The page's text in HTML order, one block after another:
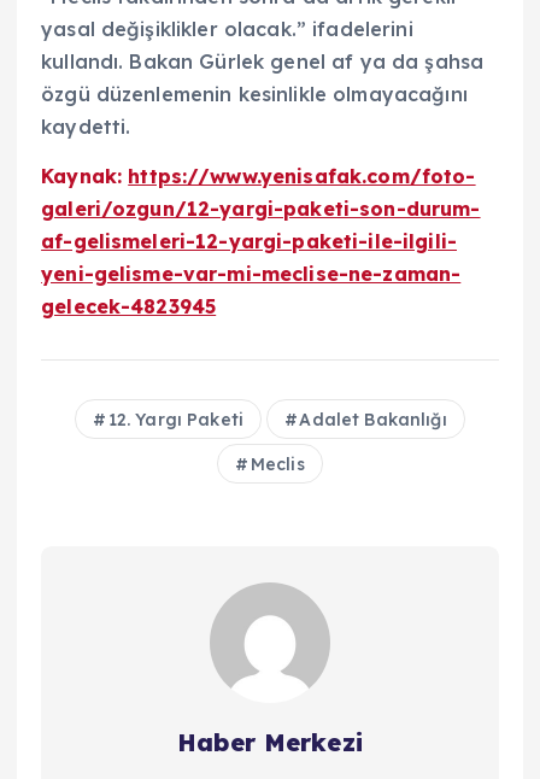
yasal değişiklikler olacak.” ifadelerini
kullandı. Bakan Gürlek genel af ya da şahsa
özgü düzenlemenin kesinlikle olmayacağını
kaydetti.
Kaynak: https://www.yenisafak.com/foto-
galeri/ozgun/12-yargi-paketi-son-durum-
af-gelismeleri-12-yargi-paketi-ile-ilgili-
yeni-gelisme-var-mi-meclise-ne-zaman-
gelecek-4823945
12. Yargı Paketi Adalet Bakanlığı
Meclis
Haber Merkezi